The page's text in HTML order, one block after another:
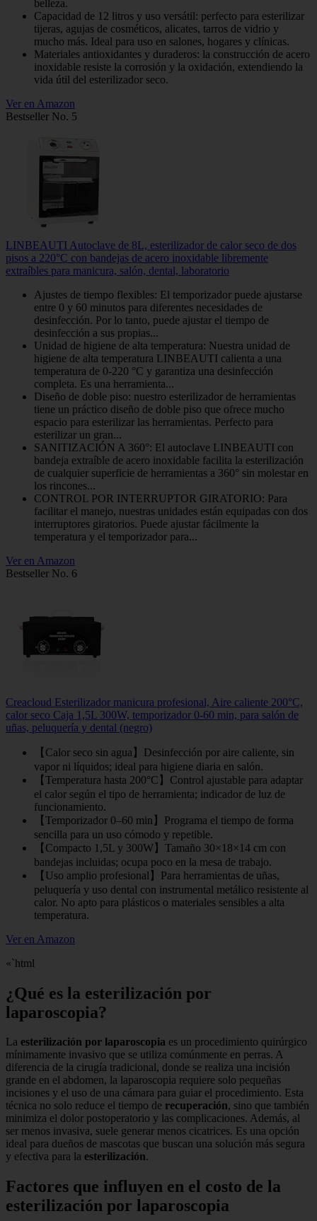
belleza.
Capacidad de 12 litros y uso versátil: perfecto para esterilizar
tijeras, agujas de cosméticos, alicates, tarros de vidrio y
mucho más. Ideal para uso en salones, hogares y clínicas.
Materiales antioxidantes y duraderos: la construcción de acero
inoxidable resiste la corrosión y la oxidación, extendiendo la
vida útil del esterilizador seco.
Ver en Amazon
Bestseller No. 5
LINBEAUTI Autoclave de 8L, esterilizador de calor seco de dos
pisos a 220°C con bandejas de acero inoxidable libremente
extraíbles para manicura, salón, dental, laboratorio
Ajustes de tiempo flexibles: El temporizador puede ajustarse
entre 0 y 60 minutos para diferentes necesidades de
desinfección. Por lo tanto, puede ajustar el tiempo de
desinfección a sus propias...
Unidad de higiene de alta temperatura: Nuestra unidad de
higiene de alta temperatura LINBEAUTI calienta a una
temperatura de 0-220 °C y garantiza una desinfección
completa. Es una herramienta...
Diseño de doble piso: nuestro esterilizador de herramientas
tiene un práctico diseño de doble piso que ofrece mucho
espacio para esterilizar las herramientas. Perfecto para
esterilizar un gran...
SANITIZACIÓN A 360°: El autoclave LINBEAUTI con
bandeja extraíble de acero inoxidable facilita la esterilización
de cualquier superficie de herramientas a 360° sin molestar en
los rincones...
CONTROL POR INTERRUPTOR GIRATORIO: Para
facilitar el manejo, nuestras unidades están equipadas con dos
interruptores giratorios. Puede ajustar fácilmente la
temperatura y el temporizador para...
Ver en Amazon
Bestseller No. 6
Creacloud Esterilizador manicura profesional, Aire caliente 200°C,
calor seco Caja 1,5L 300W, temporizador 0-60 min, para salón de
uñas, peluquería y dental (negro)
【Calor seco sin agua】Desinfección por aire caliente, sin
vapor ni líquidos; ideal para higiene diaria en salón.
【Temperatura hasta 200°C】Control ajustable para adaptar
el calor según el tipo de herramienta; indicador de luz de
funcionamiento.
【Temporizador 0–60 min】Programa el tiempo de forma
sencilla para un uso cómodo y repetible.
【Compacto 1,5L y 300W】Tamaño 30×18×14 cm con
bandejas incluidas; ocupa poco en la mesa de trabajo.
【Uso amplio profesional】Para herramientas de uñas,
peluquería y uso dental con instrumental metálico resistente al
calor. No apto para plásticos o materiales sensibles a alta
temperatura.
Ver en Amazon
«`html
¿Qué es la esterilización por
laparoscopia?
La esterilización por laparoscopia es un procedimiento quirúrgico
mínimamente invasivo que se utiliza comúnmente en perras. A
diferencia de la cirugía tradicional, donde se realiza una incisión
grande en el abdomen, la laparoscopia requiere solo pequeñas
incisiones y el uso de una cámara para guiar el procedimiento. Esta
técnica no solo reduce el tiempo de recuperación, sino que también
minimiza el dolor postoperatorio y las complicaciones. Además, al
ser menos invasiva, suele generar menos cicatrices. Es una opción
ideal para dueños de mascotas que buscan una solución más segura
y efectiva para la esterilización.
Factores que influyen en el costo de la
esterilización por laparoscopia